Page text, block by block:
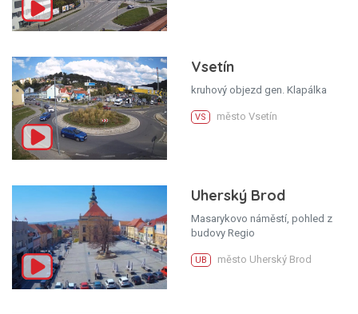
Vsetín
kruhový objezd gen. Klapálka
VS město Vsetín
Uherský Brod
Masarykovo náměstí, pohled z
budovy Regio
UB město Uherský Brod